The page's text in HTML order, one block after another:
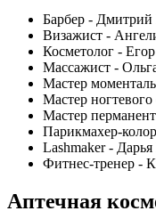
Барбер -
Визажист -
Косметолог -
Массажист -
Мастер
Мастер
Мастер
Парикмахер-
Lashmaker -
Фитнес-тренер -
Аптечная